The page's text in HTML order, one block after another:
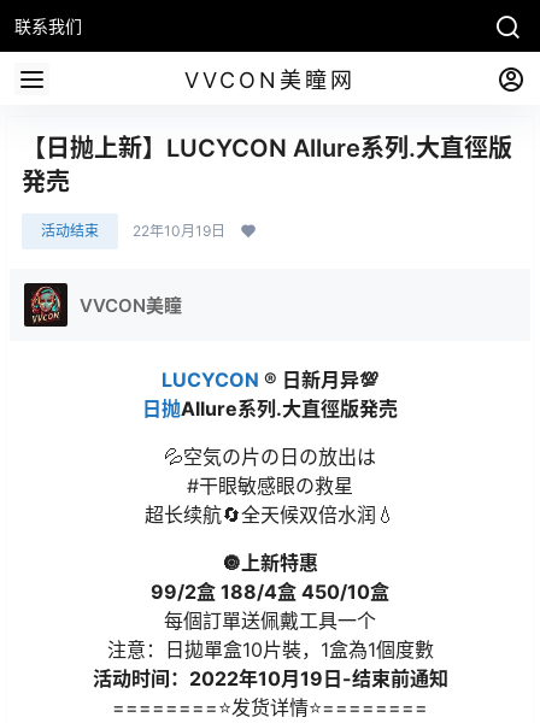
联系我们
VVCON美瞳网
【日抛上新】LUCYCON Allure系列.大直徑版
発売
活动结束 22年10月19日
VVCON美瞳
LUCYCON ® 日新月异💯
日抛Allure系列.大直徑版発売
💦空気の片の日の放出は
#干眼敏感眼の救星
超长续航🔄全天候双倍水润💧
🔘上新特惠
99/2盒 188/4盒 450/10盒
每個訂單送佩戴工具一个
注意：日拋單盒10片裝，1盒為1個度數
活动时间：2022年10月19日-结束前通知
========⭐发货详情⭐========